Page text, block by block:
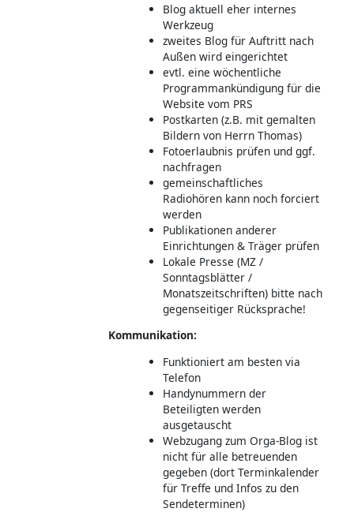
Blog aktuell eher internes
Werkzeug
zweites Blog für Auftritt nach
Außen wird eingerichtet
evtl. eine wöchentliche
Programmankündigung für die
Website vom PRS
Postkarten (z.B. mit gemalten
Bildern von Herrn Thomas)
Fotoerlaubnis prüfen und ggf.
nachfragen
gemeinschaftliches
Radiohören kann noch forciert
werden
Publikationen anderer
Einrichtungen & Träger prüfen
Lokale Presse (MZ /
Sonntagsblätter /
Monatszeitschriften) bitte nach
gegenseitiger Rücksprache!
Kommunikation:
Funktioniert am besten via
Telefon
Handynummern der
Beteiligten werden
ausgetauscht
Webzugang zum Orga-Blog ist
nicht für alle betreuenden
gegeben (dort Terminkalender
für Treffe und Infos zu den
Sendeterminen)